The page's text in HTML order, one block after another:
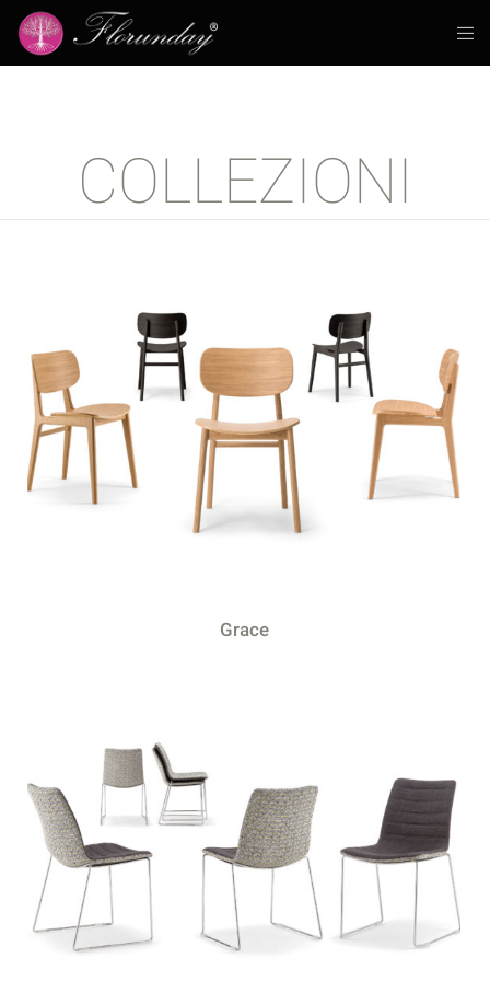
COLLEZIONI
Grace